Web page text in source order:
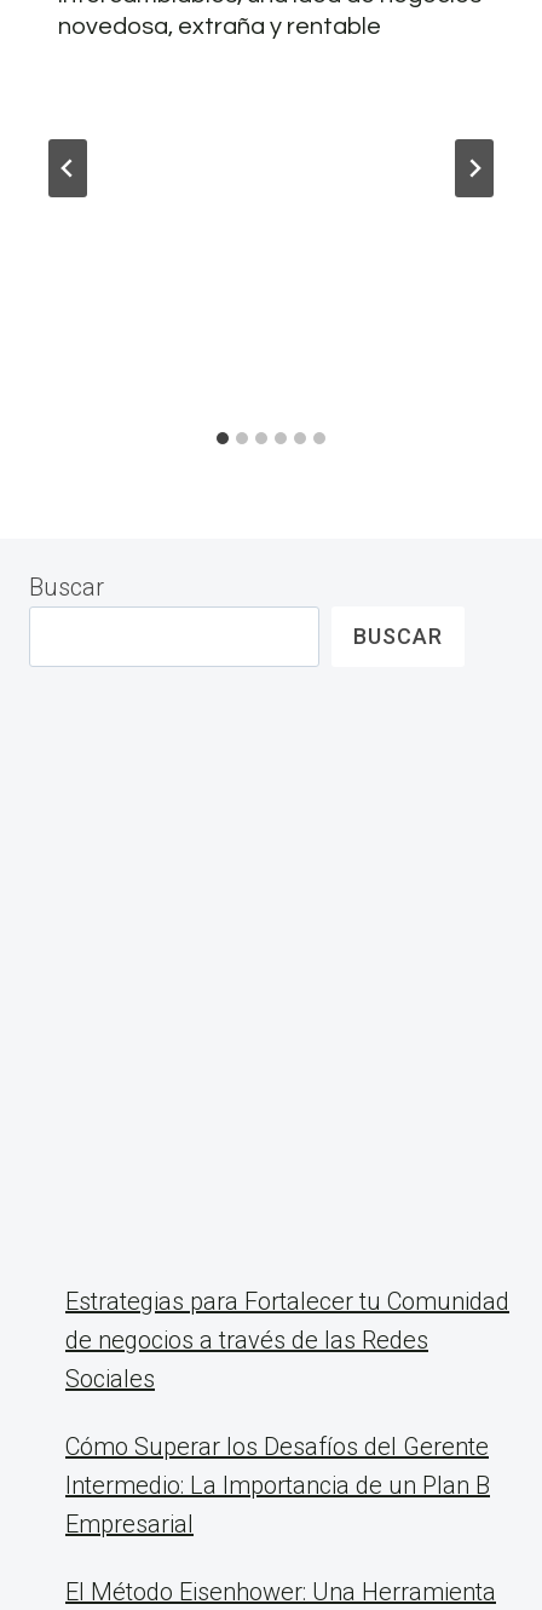
novedosa, extraña y rentable
Buscar
BUSCAR
Estrategias para Fortalecer tu Comunidad
de negocios a través de las Redes
Sociales
Cómo Superar los Desafíos del Gerente
Intermedio: La Importancia de un Plan B
Empresarial
El Método Eisenhower: Una Herramienta